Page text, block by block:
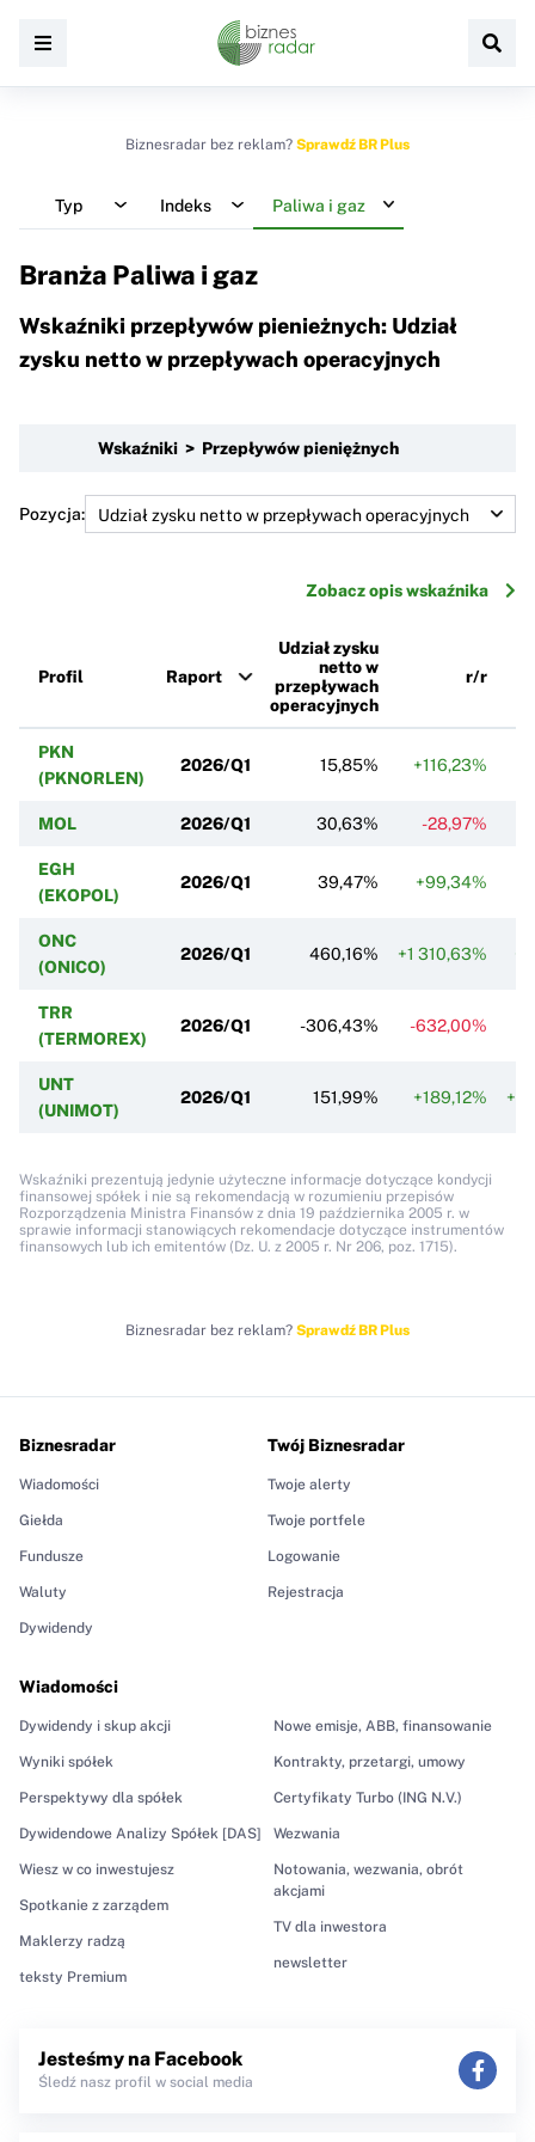
Biznesradar bez reklam? Sprawdź BR Plus
Typ Indeks Paliwa i gaz
Branża Paliwa i gaz
Wskaźniki przepływów pienieżnych: Udział
zysku netto w przepływach operacyjnych
Wskaźniki > Przepływów pieniężnych
Pozycja:
Zobacz opis wskaźnika
Profil Raport
Udział zysku
netto w
przepływach
operacyjnych
r/r
PKN
(PKNORLEN)
2026/Q1 15,85% +116,23%
MOL 2026/Q1 30,63% -28,97%
EGH
(EKOPOL)
2026/Q1 39,47% +99,34%
ONC
(ONICO)
2026/Q1 460,16% +1 310,63%
TRR
(TERMOREX)
2026/Q1 -306,43% -632,00%
UNT
(UNIMOT)
2026/Q1 151,99% +189,12% +4
Wskaźniki prezentują jedynie użyteczne informacje dotyczące kondycji
finansowej spółek i nie są rekomendacją w rozumieniu przepisów
Rozporządzenia Ministra Finansów z dnia 19 października 2005 r. w
sprawie informacji stanowiących rekomendacje dotyczące instrumentów
finansowych lub ich emitentów (Dz. U. z 2005 r. Nr 206, poz. 1715).
Biznesradar bez reklam? Sprawdź BR Plus
Biznesradar
Wiadomości
Giełda
Fundusze
Waluty
Dywidendy
Wiadomości
Dywidendy i skup akcji
Wyniki spółek
Perspektywy dla spółek
Dywidendowe Analizy Spółek [DAS]
Wiesz w co inwestujesz
Spotkanie z zarządem
Maklerzy radzą
teksty Premium
Nowe emisje, ABB, finansowanie
Kontrakty, przetargi, umowy
Certyfikaty Turbo (ING N.V.)
Wezwania
Notowania, wezwania, obrót
akcjami
TV dla inwestora
newsletter
Twój Biznesradar
Twoje alerty
Twoje portfele
Logowanie
Rejestracja
Jesteśmy na Facebook
Śledź nasz profil w social media